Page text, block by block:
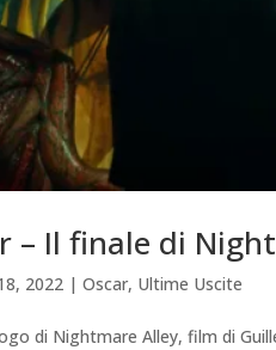
– Il finale di
2022 |Oscar, Ultime Uscite
di Nightmare Alley, film di